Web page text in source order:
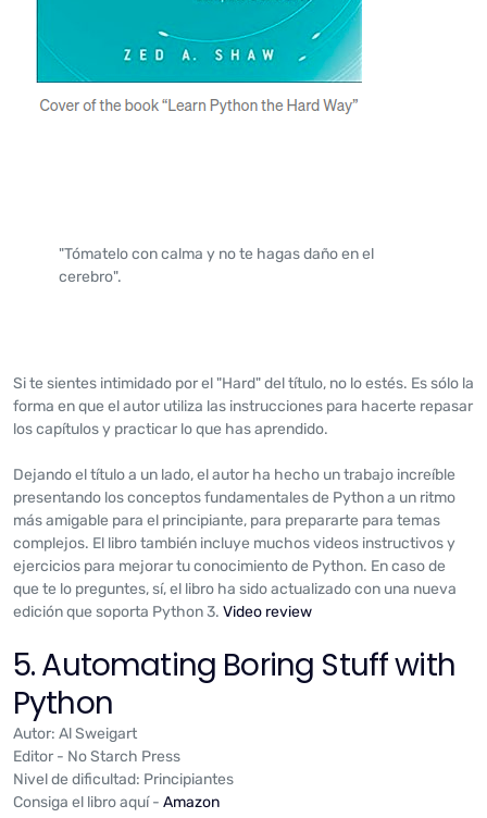
"Tómatelo con calma y no te hagas daño en el
cerebro".
Si te sientes intimidado por el "Hard" del título, no lo estés. Es sólo la
forma en que el autor utiliza las instrucciones para hacerte repasar
los capítulos y practicar lo que has aprendido.
Dejando el título a un lado, el autor ha hecho un trabajo increíble
presentando los conceptos fundamentales de Python a un ritmo
más amigable para el principiante, para prepararte para temas
complejos. El libro también incluye muchos videos instructivos y
ejercicios para mejorar tu conocimiento de Python. En caso de
que te lo preguntes, sí, el libro ha sido actualizado con una nueva
edición que soporta Python 3. Video review
5. Automating Boring Stuff with
Python
Autor: Al Sweigart
Editor - No Starch Press
Nivel de dificultad: Principiantes
Consiga el libro aquí - Amazon